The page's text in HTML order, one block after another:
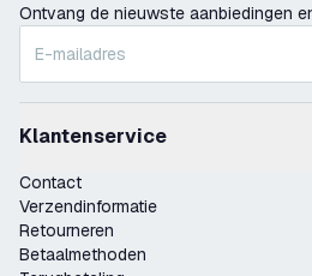
Ontvang de nieuwste aanbiedingen
Klantenservice
Contact
Verzendinformatie
Retourneren
Betaalmethoden